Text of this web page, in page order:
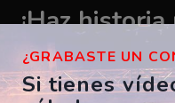
¡Haz historia
vídeo ahora!
¿GRABASTE UN
Si tienes